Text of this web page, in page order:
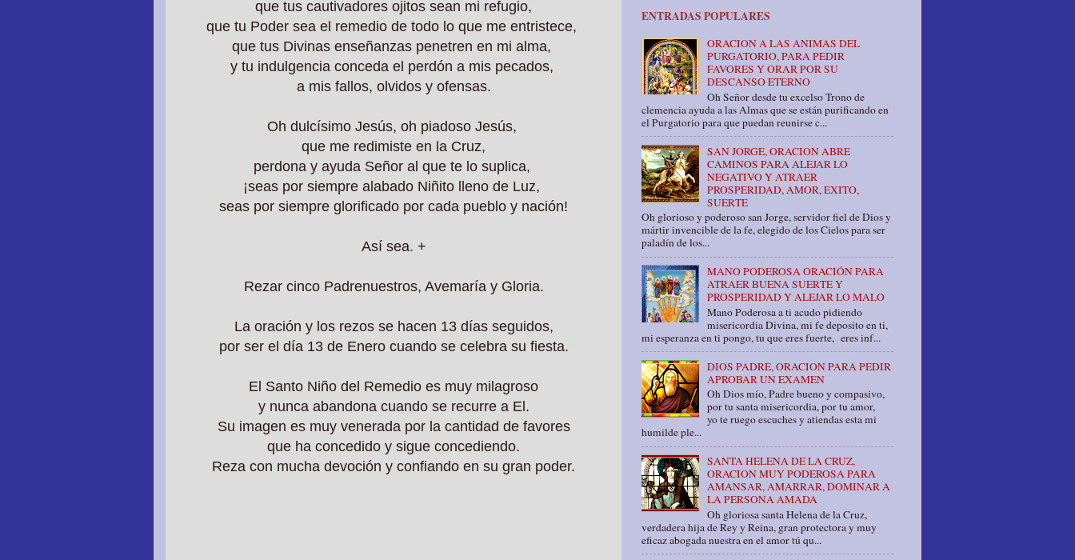
que tus cautivadores ojitos sean mi refugio,
que tu Poder sea el remedio de todo lo que me entristece,
que tus Divinas enseñanzas penetren en mi alma,
y tu indulgencia conceda el perdón a mis pecados,
a mis fallos, olvidos y ofensas.
Oh dulcísimo Jesús, oh piadoso Jesús,
que me redimiste en la Cruz,
perdona y ayuda Señor al que te lo suplica,
¡seas por siempre alabado Niñito lleno de Luz,
seas por siempre glorificado por cada pueblo y nación!
Así sea. +
Rezar cinco Padrenuestros, Avemaría y Gloria.
La oración y los rezos se hacen 13 días seguidos,
por ser el día 13 de Enero cuando se celebra su fiesta.
El Santo Niño del Remedio es muy milagroso
y nunca abandona cuando se recurre a El.
Su imagen es muy venerada por la cantidad de favores
que ha concedido y sigue concediendo.
Reza con mucha devoción y confiando en su gran poder.
ENTRADAS POPULARES
ORACION A LAS ANIMAS DEL
PURGATORIO, PARA PEDIR
FAVORES Y ORAR POR SU
DESCANSO ETERNO
Oh Señor desde tu excelso Trono de
clemencia ayuda a las Almas que se están purificando en
el Purgatorio para que puedan reunirse c...
SAN JORGE, ORACION ABRE
CAMINOS PARA ALEJAR LO
NEGATIVO Y ATRAER
PROSPERIDAD, AMOR, EXITO,
SUERTE
Oh glorioso y poderoso san Jorge, servidor fiel de Dios y
mártir invencible de la fe, elegido de los Cielos para ser
paladín de los...
MANO PODEROSA ORACIÓN PARA
ATRAER BUENA SUERTE Y
PROSPERIDAD Y ALEJAR LO MALO
Mano Poderosa a ti acudo pidiendo
misericordia Divina, mi fe deposito en ti,
mi esperanza en ti pongo, tu que eres fuerte, eres inf...
DIOS PADRE, ORACION PARA PEDIR
APROBAR UN EXAMEN
Oh Dios mío, Padre bueno y compasivo,
por tu santa misericordia, por tu amor,
yo te ruego escuches y atiendas esta mi
humilde ple...
SANTA HELENA DE LA CRUZ,
ORACION MUY PODEROSA PARA
AMANSAR, AMARRAR, DOMINAR A
LA PERSONA AMADA
Oh gloriosa santa Helena de la Cruz,
verdadera hija de Rey y Reina, gran protectora y muy
eficaz abogada nuestra en el amor tú qu...